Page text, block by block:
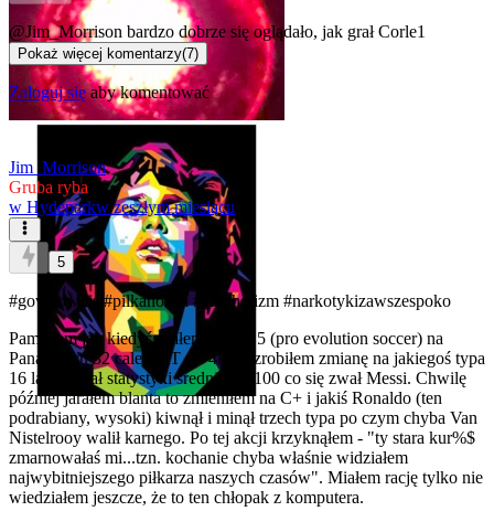
@Jim_Morrison bardzo dobrze się oglądało, jak grał Corle1
Pokaż więcej komentarzy(7)
Zaloguj sięaby komentować
Jim_Morrison
Gruba ryba
w Hydeparkw zeszłym miesiącu
5
#gownowpis #pilkanozna #alkoholizm #narkotykizawszespoko
Pamiętam jak kiedyś grałem w PES5 (pro evolution soccer) na
Panasonicu 32 cale CRT (874kg) i zrobiłem zmianę na jakiegoś typa
16 lat co miał statystyki średnio 60/100 co się zwał Messi. Chwilę
później jarałem blanta to zmieniłem na C+ i jakiś Ronaldo (ten
podrabiany, wysoki) kiwnął i minął trzech typa po czym chyba Van
Nistelrooy walił karnego. Po tej akcji krzyknąłem - "ty stara kur%$
zmarnowałaś mi...tzn. kochanie chyba właśnie widziałem
najwybitniejszego piłkarza naszych czasów". Miałem rację tylko nie
wiedziałem jeszcze, że to ten chłopak z komputera.